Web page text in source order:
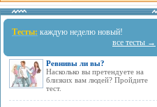
Тесты: каждую неделю новый!
все тесты →
Ревнивы ли вы?
Насколько вы претендуете на
близких вам людей? Пройдите
тест.